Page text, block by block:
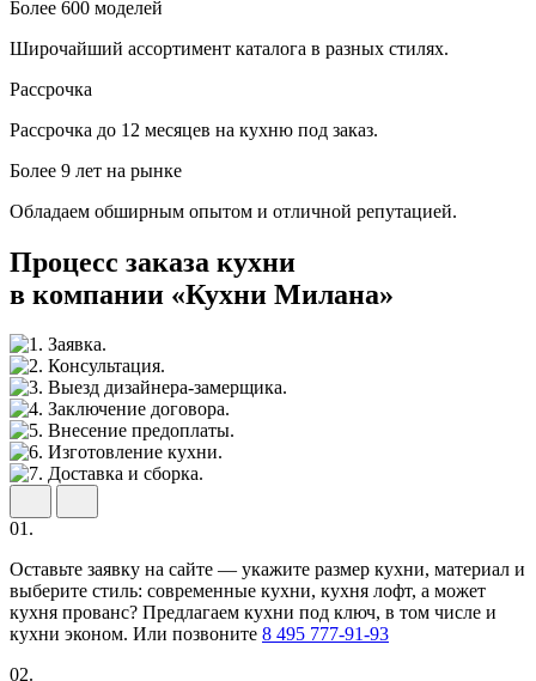
Более 600 моделей
Широчайший ассортимент каталога в разных стилях.
Рассрочка
Рассрочка до 12 месяцев на кухню под заказ.
Более 9 лет на рынке
Обладаем обширным опытом и отличной репутацией.
Процесс заказа кухни
в компании «Кухни Милана»
01.
Оставьте заявку на сайте — укажите размер кухни, материал и
выберите стиль: современные кухни, кухня лофт, а может
кухня прованс? Предлагаем кухни под ключ, в том числе и
кухни эконом. Или позвоните 8 495 777-91-93
02.